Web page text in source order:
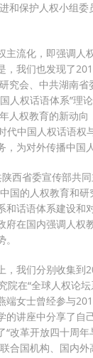
和保护人权小组
流化，即强调人
我们也发现了
究会、中共湖南
人权话语体系”理
人权教育的新动向
代中国人权话语权
为对外传播中国
西省委宣传部共
国的人权教育和
话语体系建设和
在国内强调人权
我们分别收集到
在“全球人权论
女士曾经参与
讲座中分享了自
改革开放四十周
合国机构、国内外